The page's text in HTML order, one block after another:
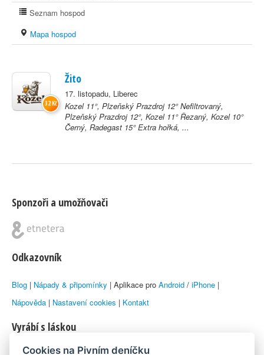
Seznam hospod
Mapa hospod
Žito
17. listopadu, Liberec
Kozel 11°, Plzeňský Prazdroj 12° Nefiltrovaný,
Plzeňský Prazdroj 12°, Kozel 11° Řezaný, Kozel 10°
Černý, Radegast 15° Extra hořká, ...
32 Kč
Sponzoři a umožňovači
Odkazovník
Blog | Nápady & připomínky | Aplikace pro Android / iPhone |
Nápověda | Nastavení cookies | Kontakt
Vyrábí s láskou
Cookies na Pivním deníčku